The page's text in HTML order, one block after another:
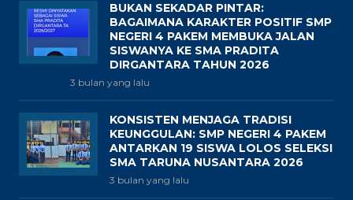
BUKAN SEKADAR PINTAR:
BAGAIMANA KARAKTER POSITIF SMP
NEGERI 4 PAKEM MEMBUKA JALAN
SISWANYA KE SMA PRADITA
DIRGANTARA TAHUN 2026
3 bulan yang lalu
KONSISTEN MENJAGA TRADISI
KEUNGGULAN: SMP NEGERI 4 PAKEM
ANTARKAN 19 SISWA LOLOS SELEKSI
SMA TARUNA NUSANTARA 2026
3 bulan yang lalu